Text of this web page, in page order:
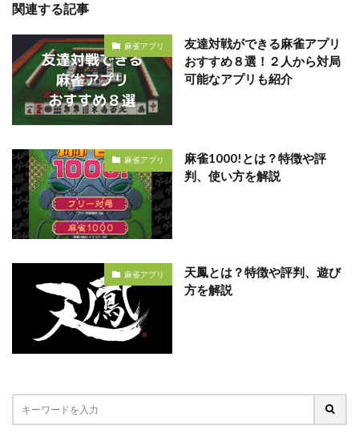
関連する記事
麻雀アプリ
友達対戦ができる麻雀アプリ
おすすめ８選！２人から対局
可能なアプリも紹介
麻雀アプリ
麻雀1000!とは？特徴や評
判、使い方を解説
麻雀アプリ
天鳳とは？特徴や評判、遊び
方を解説